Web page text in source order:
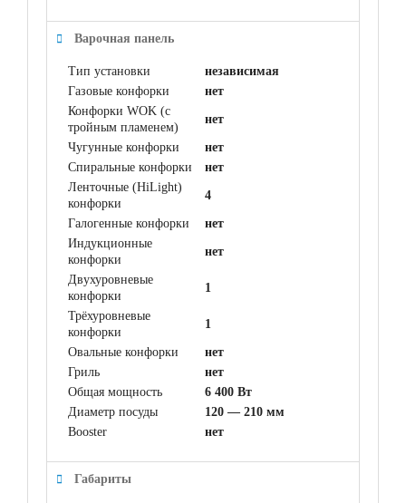
Варочная панель
Тип установки
независимая
Газовые конфорки
нет
Конфорки WOK (с
тройным пламенем)
нет
Чугунные конфорки
нет
Спиральные конфорки
нет
Ленточные (HiLight)
конфорки
4
Галогенные конфорки
нет
Индукционные
конфорки
нет
Двухуровневые
конфорки
1
Трёхуровневые
конфорки
1
Овальные конфорки
нет
Гриль
нет
Общая мощность
6 400 Вт
Диаметр посуды
120 — 210 мм
Booster
нет
Габариты